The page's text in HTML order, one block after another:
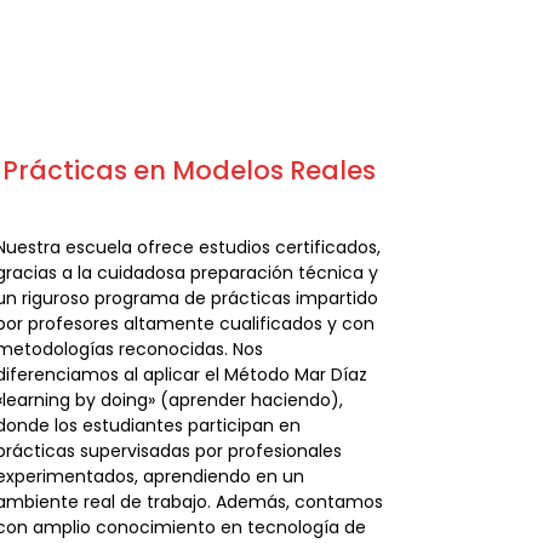
Prácticas en Modelos Reales
escuela ofrece estudios certificados,
a la cuidadosa preparación técnica y
riguroso programa de prácticas impartido
profesores altamente cualificados y con
reconocidas. Nos
al aplicar el Método Mar Díaz
by doing» (aprender haciendo),
los estudiantes participan en
supervisadas por profesionales
aprendiendo en un
real de trabajo. Además, contamos
amplio conocimiento en tecnología de